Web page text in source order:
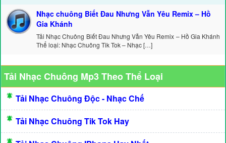
Nhạc chuông Biết Đau Nhưng Vẫn Yêu Remix – Hồ
Gia Khánh
Tải Nhạc Chuông Biết Đau Nhưng Vẫn Yêu Remix – Hồ Gia Khánh
Thể loại: Nhạc Chuông Tik Tok – Nhạc […]
Tải Nhạc Chuông Mp3 Theo Thể Loại
Tải Nhạc Chuông Độc - Nhạc Chế
Tải Nhạc Chuông Tik Tok Hay